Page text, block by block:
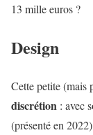
13 mille euros ?
Design
Cette petite (mais
discrétion : avec
(présenté en